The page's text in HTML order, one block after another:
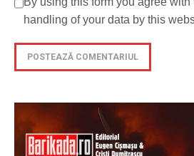
handling of your data by this